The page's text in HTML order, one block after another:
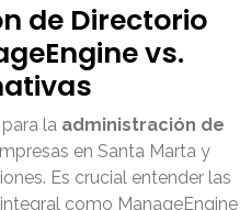
de Directorio
vs.
la administración de
en Santa Marta y
Es crucial entender las
como ManageEngine